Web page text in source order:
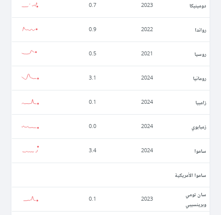
دومينيكا 2023
0.7
رواندا 2022
0.9
روسيا 2021
0.5
رومانيا 2024
3.1
زامبيا 2024
0.1
زمبابوي 2024
0.0
ساموا 2024
3.4
ساموا الأمريكية
سان تومي
وبرينسيبي
2023
0.1